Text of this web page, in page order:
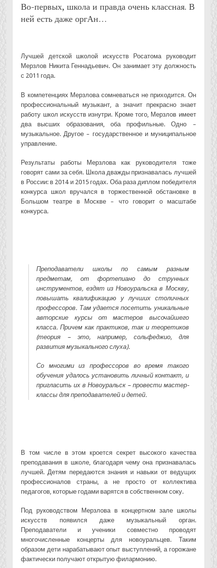
Во-первых, школа и правда очень классная. В
ней есть даже оргАн…
Лучшей детской школой искусств Росатома руководит
Мерзлов Никита Геннадьевич. Он занимает эту должность
с 2011 года.
В компетенциях Мерзлова сомневаться не приходится. Он
профессиональный музыкант, а значит прекрасно знает
работу школ искусств изнутри. Кроме того, Мерзлов имеет
два высших образования, оба профильные. Одно –
музыкальное. Другое – государственное и муниципальное
управление.
Результаты работы Мерзлова как руководителя тоже
говорят сами за себя. Школа дважды признавалась лучшей
в России: в 2014 и 2015 годах. Оба раза диплом победителя
конкурса школ вручался в торжественной обстановке в
Большом театре в Москве – что говорит о масштабе
конкурса.
Преподаватели школы по самым разным
предметам, от фортепиано до струнных
инструментов, ездят из Новоуральска в Москву,
повышать квалификацию у лучших столичных
профессоров. Там удается посетить уникальные
авторские курсы от мастеров высочайшего
класса. Причем как практиков, так и теоретиков
(теория – это, например, сольфеджио, для
развития музыкального слуха).
Со многими из профессоров во время такого
обучения удалось установить личный контакт, и
пригласить их в Новоуральск – провести мастер-
классы для преподавателей и детей.
В том числе в этом кроется секрет высокого качества
преподавания в школе, благодаря чему она признавалась
лучшей. Детям передаются знания и навыки от ведущих
профессионалов страны, а не просто от коллектива
педагогов, которые годами варятся в собственном соку.
Под руководством Мерзлова в концертном зале школы
искусств появился даже музыкальный орган.
Преподаватели и ученики совместно проводят
многочисленные концерты для новоуральцев. Таким
образом дети нарабатывают опыт выступлений, а горожане
фактически получают открытую филармонию.